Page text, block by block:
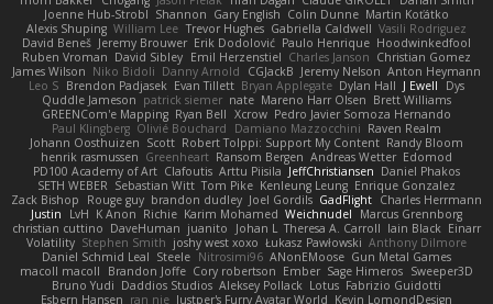
Joenne Hub-Strobl Shannon Gary English Colin Dunne Martin Koťátko
Alexis Shuping William Lee Trevor Hughes Gabriella Caldwell Vasili Rodriguez
David Beneš Jeremy Brouwer Erik Dodolović Paulo Henrique Hoodwinkedfool
Ruben Vroman David Sibley Emil Herzenstiel Charles Janson Christian Gomez
James Wilson Niko Bidoli Danny Arnold CGJackB Jeremy Nelson Anton Heymann
Leo S Brendon Padjasek Evan Tillett Bryan Applegate Dylan Hall J Ewell
Dys
Quddle Jameson patrick siemer nate Mareno Harr Olsen Brett Williams
GREENCom'e Mapping Ryan Bell Xcrow Pedro Javier Somoza Hernando
Paul Klingberg Olivié Bouchard Damiano Mazzocchini Raven Realm
Johann Oosthuizen Scott Robert Tolppi: Support My Content Randy Bloom
henrik rasmussen Greenheart Ransom Bergen Andreas Wetter Edomod
PD100 Academy of Art Clafoutis Arttu Piisila JeffChristiansen Daniel Phakos
SETH WEBER Sebastian Witt Tom Pike Kenleung Leung Enrique Gonzalez
Zack Bishop
Rouge guy brandon dudley Joel Gordils GadFlight Charles Herrmann
Justin
LvH K Anon Richie Karim Mohamed Weichnudel
Marcus Grennborg
christian cuttino DaveHuman juanito Johan L Theresa A. Carroll Iain Black Einarr
Volatility Stephen Smith joshy west xoxo Łukasz Pawłowski Anthony Dilmore
Daniel Schmid Leal Steele Nitrosimi96 ANonEMoose Gun Metal Games
macoll macoll
Brandon Joffe Cory robertson Ember Sage Himeros Sweeper3D
Bruno Yudi Daddios Studios Aleksey Pollack Lotus Fabrizio Guidotti
Esbern Hansen ran nie Justper's Furry Avatar World Kevin LomondDesign